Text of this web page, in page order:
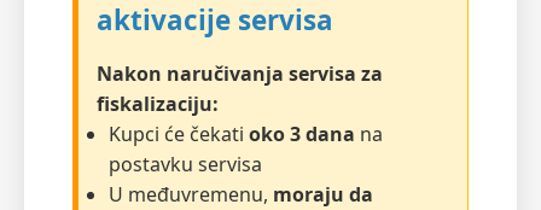
aktivacije servisa
Nakon naručivanja servisa za
fiskalizaciju:
Kupci će čekati oko 3 dana na
postavku servisa
U međuvremenu, moraju da